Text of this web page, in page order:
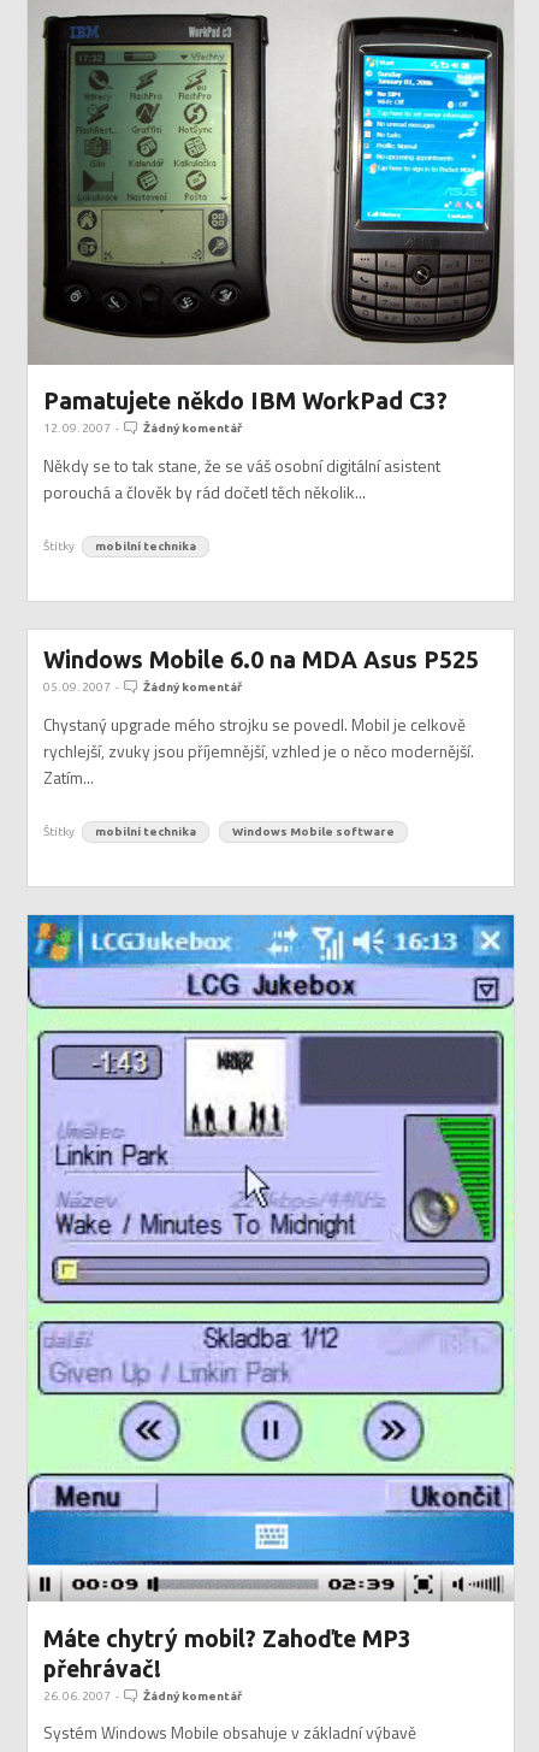
Pamatujete někdo IBM WorkPad C3?
12. 09. 2007- Žádný komentář
Někdy se to tak stane, že se váš osobní digitální asistent
porouchá a člověk by rád dočetl těch několik...
Štítky mobilní technika
Windows Mobile 6.0 na MDA Asus P525
05. 09. 2007- Žádný komentář
Chystaný upgrade mého strojku se povedl. Mobil je celkově
rychlejší, zvuky jsou příjemnější, vzhled je o něco modernější.
Zatím...
Štítky mobilní technika Windows Mobile software
Máte chytrý mobil? Zahoďte MP3
přehrávač!
26. 06. 2007- Žádný komentář
Systém Windows Mobile obsahuje v základní výbavě